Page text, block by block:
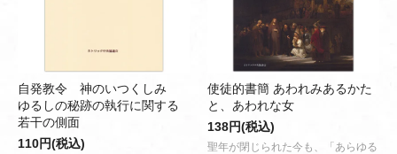
自発教令 神のいつくしみ
ゆるしの秘跡の執行に関する
若干の側面
110円(税込)
使徒的書簡 あわれみあるかた
と、あわれな女
138円(税込)
聖年が閉じられた今も、「あらゆる